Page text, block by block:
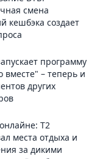
смена
кешбэка создает
программу
вместе" – теперь и
других
Т2
места отдыха и
за дикими